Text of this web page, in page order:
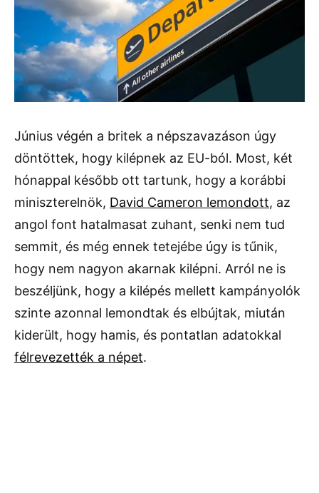
Június végén a britek a népszavazáson úgy
döntöttek, hogy kilépnek az EU-ból. Most, két
hónappal később ott tartunk, hogy a korábbi
miniszterelnök, David Cameron lemondott, az
angol font hatalmasat zuhant, senki nem tud
semmit, és még ennek tetejébe úgy is tűnik,
hogy nem nagyon akarnak kilépni. Arról ne is
beszéljünk, hogy a kilépés mellett kampányolók
szinte azonnal lemondtak és elbújtak, miután
kiderült, hogy hamis, és pontatlan adatokkal
félrevezették a népet.